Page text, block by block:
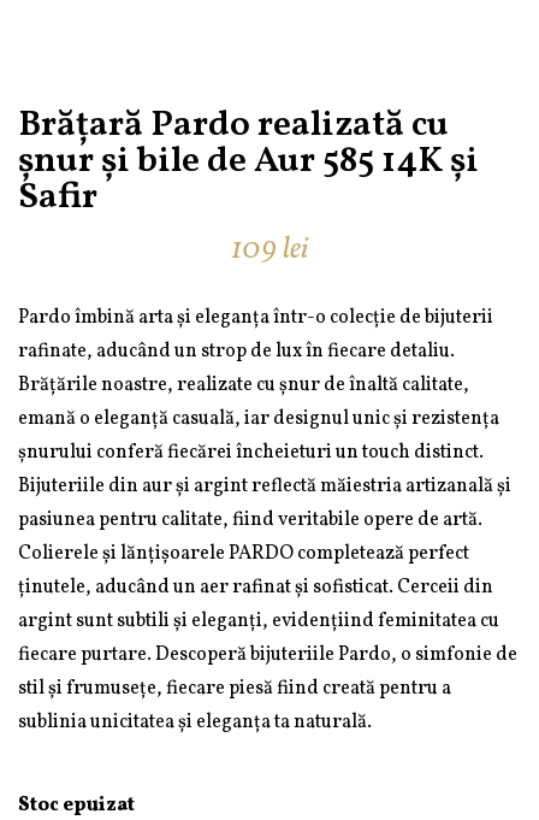
Brățară Pardo realizată cu
șnur și bile de Aur 585 14K și
Safir
109 lei
Pardo îmbină arta și eleganța într-o colecție de bijuterii
rafinate, aducând un strop de lux în fiecare detaliu.
Brățările noastre, realizate cu șnur de înaltă calitate,
emană o eleganță casuală, iar designul unic și rezistența
șnurului conferă fiecărei încheieturi un touch distinct.
Bijuteriile din aur și argint reflectă măiestria artizanală și
pasiunea pentru calitate, fiind veritabile opere de artă.
Colierele și lănțișoarele PARDO completează perfect
ținutele, aducând un aer rafinat și sofisticat. Cerceii din
argint sunt subtili și eleganți, evidențiind feminitatea cu
fiecare purtare. Descoperă bijuteriile Pardo, o simfonie de
stil și frumusețe, fiecare piesă fiind creată pentru a
sublinia unicitatea și eleganța ta naturală.
Stoc epuizat